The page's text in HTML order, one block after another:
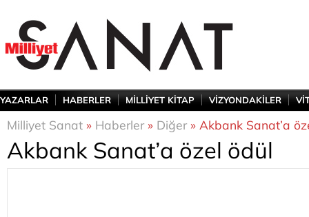
YAZARLAR HABERLER MİLLİYET KİTAP VİZYONDAKİLER
Milliyet Sanat » Haberler» Diğer» Akbank Sanat’a
Akbank Sanat’a özel ödül